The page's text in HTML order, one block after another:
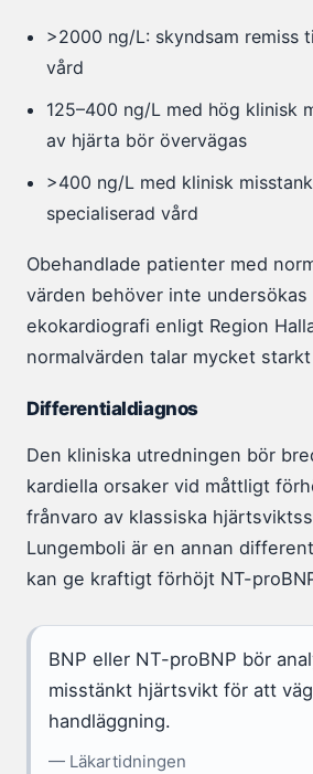
>2000 ng/L: skyndsam remiss
vård
125–400 ng/L med hög klinisk
av hjärta bör övervägas
>400 ng/L med klinisk
specialiserad vård
Obehandlade patienter med
värden behöver inte undersökas
ekokardiografi enligt Region
normalvärden talar mycket
Differentialdiagnos
Den kliniska utredningen bör
kardiella orsaker vid måttligt
frånvaro av klassiska
Lungemboli är en annan
kan ge kraftigt förhöjt NT-
BNP eller NT-proBNP bör
misstänkt hjärtsvikt för att
handläggning.
— Läkartidningen